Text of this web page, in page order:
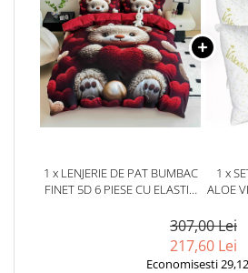
1 x LENJERIE DE PAT BUMBAC
FINET 5D 6 PIESE CU ELASTIC
1 x
ALOE
307,00 Lei
217,60 Lei
Economisesti